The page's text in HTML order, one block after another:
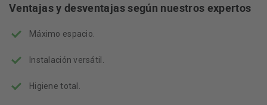
Ventajas y desventajas según nuestros expertos
Máximo espacio.
Instalación versátil.
Higiene total.